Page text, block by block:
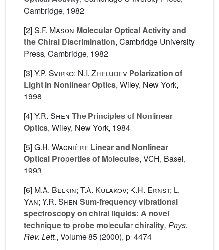
Cambridge, 1982
[2]S.F. Mason Molecular Optical Activity and
the Chiral Discrimination, Cambridge University
Press, Cambridge, 1982
[3]Y.P. Svirko; N.I. Zheludev Polarization of
Light in Nonlinear Optics, Wiley, New York,
1998
[4]Y.R. Shen The Principles of Nonlinear
Optics, Wiley, New York, 1984
[5]G.H. Wagnière Linear and Nonlinear
Optical Properties of Molecules, VCH, Basel,
1993
[6] M.A. Belkin; T.A. Kulakov; K.H. Ernst; L.
Yan; Y.R. Shen Sum-frequency vibrational
spectroscopy on chiral liquids: A novel
technique to probe molecular chirality, Phys.
Rev. Lett., Volume 85 (2000), p. 4474